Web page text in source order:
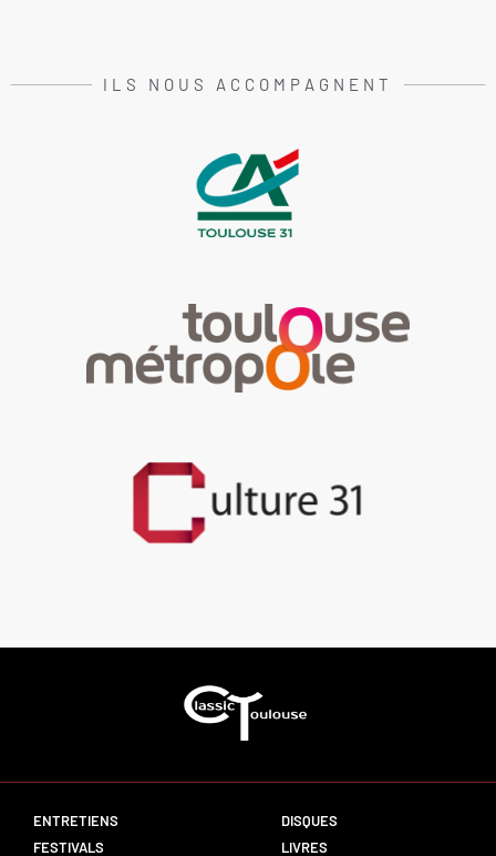
ILS NOUS ACCOMPAGNENT
ENTRETIENS
FESTIVALS
DISQUES
LIVRES